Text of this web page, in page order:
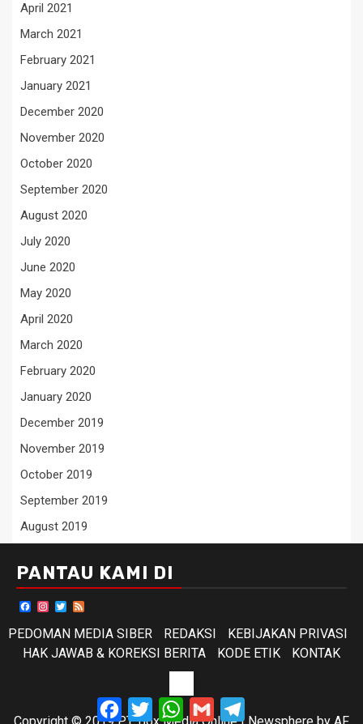
April 2021
March 2021
February 2021
January 2021
December 2020
November 2020
October 2020
September 2020
August 2020
July 2020
June 2020
May 2020
April 2020
March 2020
February 2020
January 2020
December 2019
November 2019
October 2019
September 2019
August 2019
PANTAU KAMI DI
Facebook
Instagram
Twitter
PEDOMAN MEDIA SIBER
REDAKSI
KEBIJAKAN PRIVASI
HAK JAWAB & KOREKSI BERITA
KODE ETIK KONTAK
ETIK
Facebook
TwitterWhatsApp
Gmail